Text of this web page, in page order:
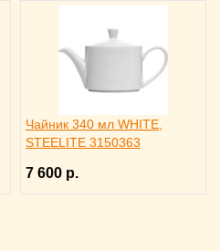
Чайник 340 мл WHITE,
STEELITE 3150363
7 600 р.